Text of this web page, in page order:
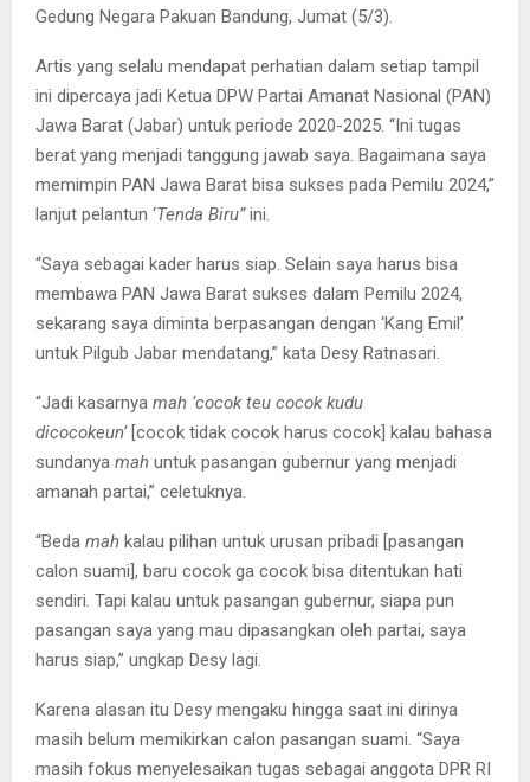
Gedung Negara Pakuan Bandung, Jumat (5/3).
Artis yang selalu mendapat perhatian dalam setiap tampil
ini dipercaya jadi Ketua DPW Partai Amanat Nasional (PAN)
Jawa Barat (Jabar) untuk periode 2020-2025. “Ini tugas
berat yang menjadi tanggung jawab saya. Bagaimana saya
memimpin PAN Jawa Barat bisa sukses pada Pemilu 2024,”
lanjut pelantun ‘Tenda Biru”ini.
“Saya sebagai kader harus siap. Selain saya harus bisa
membawa PAN Jawa Barat sukses dalam Pemilu 2024,
sekarang saya diminta berpasangan dengan ‘Kang Emil’
untuk Pilgub Jabar mendatang,” kata Desy Ratnasari.
“Jadi kasarnya mah ‘cocok teu cocok kudu
dicocokeun’[cocok tidak cocok harus cocok] kalau bahasa
sundanya mah untuk pasangan gubernur yang menjadi
amanah partai,” celetuknya.
“Beda mah kalau pilihan untuk urusan pribadi [pasangan
calon suami], baru cocok ga cocok bisa ditentukan hati
sendiri. Tapi kalau untuk pasangan gubernur, siapa pun
pasangan saya yang mau dipasangkan oleh partai, saya
harus siap,” ungkap Desy lagi.
Karena alasan itu Desy mengaku hingga saat ini dirinya
masih belum memikirkan calon pasangan suami. “Saya
masih fokus menyelesaikan tugas sebagai anggota DPR RI